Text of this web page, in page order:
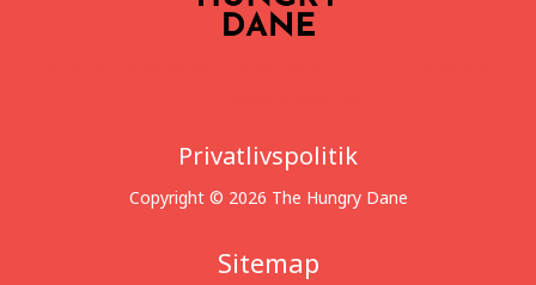
Privatlivspolitik
Copyright © 2026 The Hungry Dane
Sitemap